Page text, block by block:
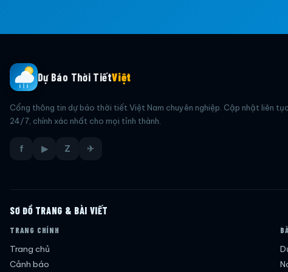
Dự Báo Thời TiếtViệt
Cổng thông tin dự báo thời tiết Việt Nam chuyên nghiệp. Cập nhật liên tục
24/7, chính xác nhất cho mọi tỉnh thành.
f ▶ Z ✈
SƠ ĐỒ TRANG & BÀI VIẾT
TRANG CHÍNH
Trang chủ
Cảnh báo